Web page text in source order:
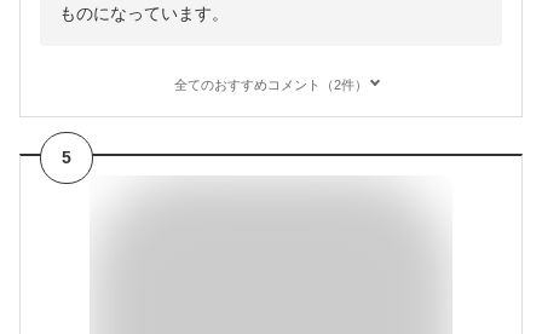
ものになっています。
全てのおすすめコメント（2件）
5